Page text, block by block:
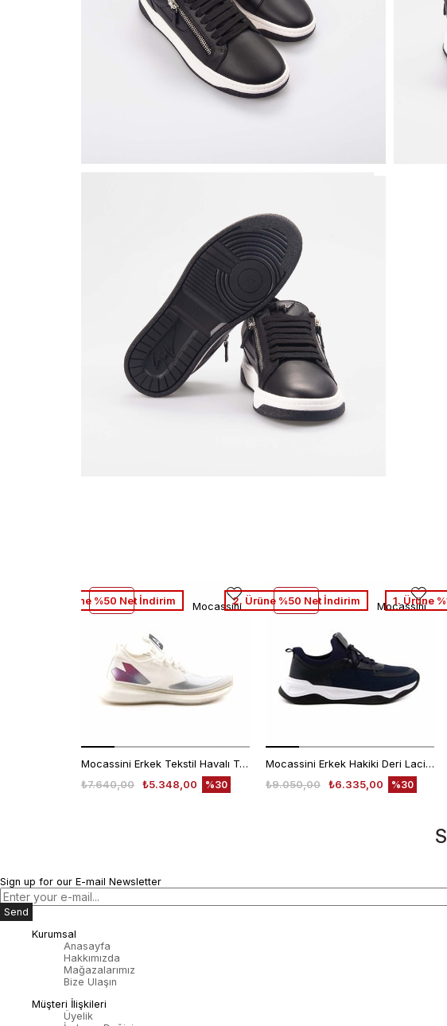
Mocassini Erkek Tekstil Havalı Taban Beyaz Spor & Sneaker Ayakkabı
₺5.348,00
₺7.640,00 %30
2. Ürüne %50 Net İndirim Mocassini
Mocassini Erkek Hakiki Deri Lacivert Spor & Sneaker Ayakkabı
₺6.335,00
₺9.050,00 %30
2. Ürüne %50 Net İndirim Mocassini
1. Ürüne
Sign up for our E-mail Newsletter
Send
Kurumsal
Anasayfa
Hakkımızda
Mağazalarımız
Bize Ulaşın
Müşteri İlişkileri
Üyelik